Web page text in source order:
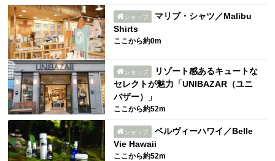
ショップ
マリブ・シャツ／Malibu
Shirts
ここから約0m
ショップ
リゾート感あるキュートな
セレクトが魅力「UNIBAZAR（ユニ
バザー）」
ここから約52m
ショップ
ベルヴィーハワイ／Belle
Vie Hawaii
ここから約52m